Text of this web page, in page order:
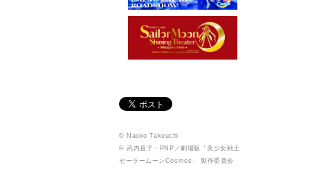
© Naoko Takeuchi
© 武内直子・PNP／劇場版「美少女戦士
セーラームーンCosmos」 製作委員会